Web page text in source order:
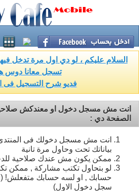
السلام عليكم ، لو دي اول مرة تدخل
تسجل معانا دوس
فديو شرح التسجيل فى
انت مش مسجل دخول او معندكش
الصفحة دي :
انت مش مسجل دخولك فى
بياناتك تحت وحاول مرة تانية
ممكن يكون مش عندك صلاحية
لو بتحاول تكتب مشاركة , ممكن
حسابك , او لسه حسابك
سجل دخول الاول)